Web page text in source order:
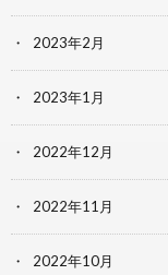
2023年2月
2023年1月
2022年12月
2022年11月
2022年10月